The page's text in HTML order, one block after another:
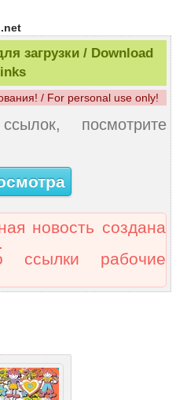
.net
загрузки / Download
links
/ For personal use only!
посмотрите
новость создана
ссылки рабочие